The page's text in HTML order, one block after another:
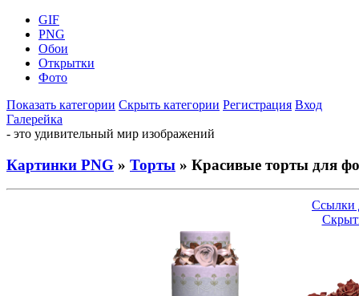
GIF
PNG
Обои
Открытки
Фото
Показать категории Скрыть категории Регистрация Вход
Галерейка
- это удивительный мир изображений
Картинки PNG » Торты » Красивые торты для
Ссылки